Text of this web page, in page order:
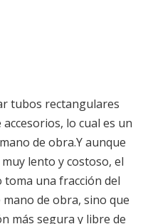
tubos rectangulares
lo cual es un
de obra.Y aunque
lento y costoso, el
una fracción del
de obra, sino que
más segura y libre de